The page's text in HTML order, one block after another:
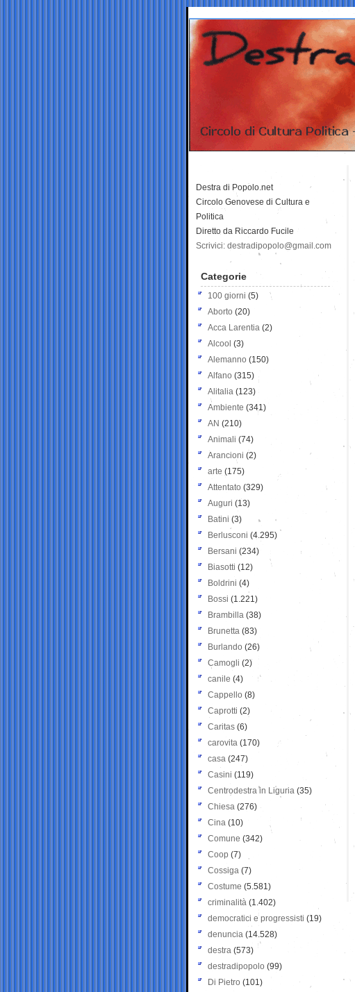
Destra di Popolo.net
Circolo Genovese di Cultura e
Politica
Diretto da Riccardo Fucile
Scrivici: destradipopolo@gmail.com
Categorie
100 giorni (5)
Aborto (20)
Acca Larentia (2)
Alcool (3)
Alemanno (150)
Alfano (315)
Alitalia (123)
Ambiente (341)
AN (210)
Animali (74)
Arancioni (2)
arte (175)
Attentato (329)
Auguri (13)
Batini (3)
Berlusconi (4.295)
Bersani (234)
Biasotti (12)
Boldrini (4)
Bossi (1.221)
Brambilla (38)
Brunetta (83)
Burlando (26)
Camogli (2)
canile (4)
Cappello (8)
Caprotti (2)
Caritas (6)
carovita (170)
casa (247)
Casini (119)
Centrodestra in Liguria (35)
Chiesa (276)
Cina (10)
Comune (342)
Coop (7)
Cossiga (7)
Costume (5.581)
criminalità (1.402)
democratici e progressisti (19)
denuncia (14.528)
destra (573)
destradipopolo (99)
Di Pietro (101)